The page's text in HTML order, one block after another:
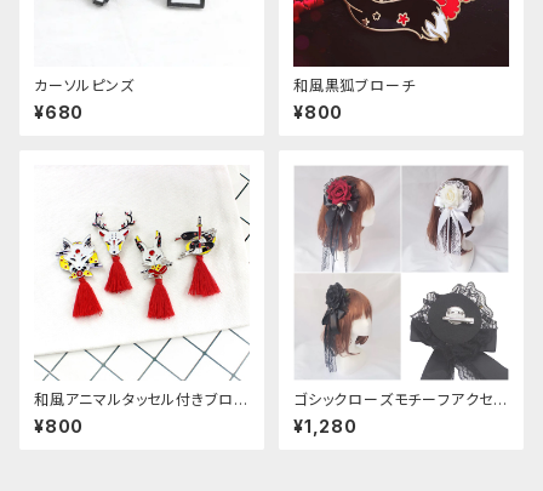
カーソルピンズ
¥680
和風黒狐ブローチ
¥800
和風アニマルタッセル付きブロー
チ
¥800
ゴシックローズモチーフアクセサ
リー
¥1,280